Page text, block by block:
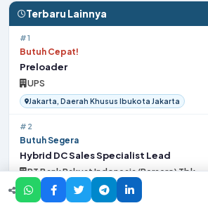
Terbaru Lainnya
#1
Butuh Cepat!
Preloader
UPS
Jakarta, Daerah Khusus Ibukota Jakarta
#2
Butuh Segera
Hybrid DC Sales Specialist Lead
PT Bank Rakyat Indonesia (Persero) Tbk
Jakarta Selatan, Daerah Khusus Ibukota Jakarta